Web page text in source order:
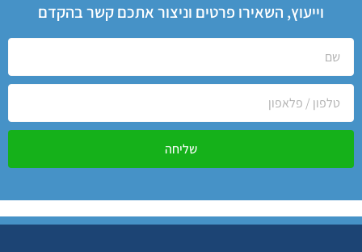
וייעוץ, השאירו פרטים וניצור אתכם קשר בהקדם
שליחה